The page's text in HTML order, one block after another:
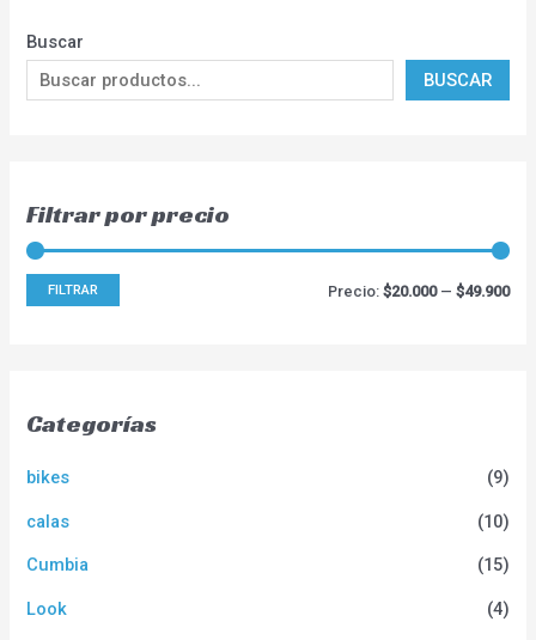
Buscar
BUSCAR
Filtrar por precio
FILTRAR Precio: $20.000— $49.900
Categorías
bikes (9)
calas (10)
Cumbia (15)
Look (4)